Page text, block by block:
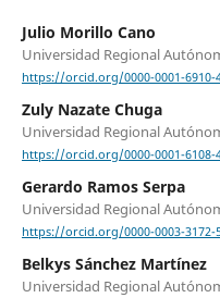
Julio Morillo Cano
Universidad Regional
https://orcid.org/0000-0001-6910-
Zuly Nazate Chuga
Universidad Regional
https://orcid.org/0000-0001-6108-
Gerardo Ramos Serpa
Universidad Regional
https://orcid.org/0000-0003-3172-
Belkys Sánchez Martínez
Universidad Regional